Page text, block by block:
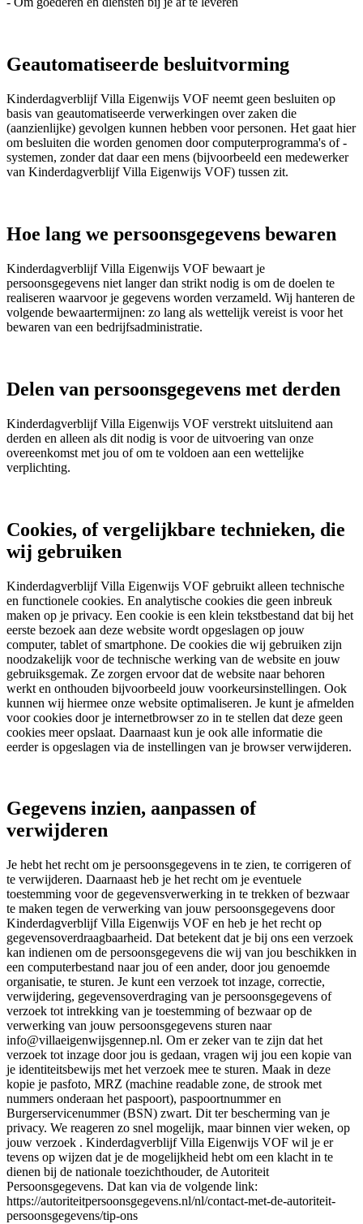
Geautomatiseerde besluitvorming
Kinderdagverblijf Villa Eigenwijs VOF neemt geen besluiten op
basis van geautomatiseerde verwerkingen over zaken die
(aanzienlijke) gevolgen kunnen hebben voor personen. Het gaat hier
om besluiten die worden genomen door computerprogramma's of -
systemen, zonder dat daar een mens (bijvoorbeeld een medewerker
van Kinderdagverblijf Villa Eigenwijs VOF) tussen zit.
Hoe lang we persoonsgegevens bewaren
Kinderdagverblijf Villa Eigenwijs VOF bewaart je
persoonsgegevens niet langer dan strikt nodig is om de doelen te
realiseren waarvoor je gegevens worden verzameld. Wij hanteren de
volgende bewaartermijnen: zo lang als wettelijk vereist is voor het
bewaren van een bedrijfsadministratie.
Delen van persoonsgegevens met derden
Kinderdagverblijf Villa Eigenwijs VOF verstrekt uitsluitend aan
derden en alleen als dit nodig is voor de uitvoering van onze
overeenkomst met jou of om te voldoen aan een wettelijke
verplichting.
Cookies, of vergelijkbare technieken, die
wij gebruiken
Kinderdagverblijf Villa Eigenwijs VOF gebruikt alleen technische
en functionele cookies. En analytische cookies die geen inbreuk
maken op je privacy. Een cookie is een klein tekstbestand dat bij het
eerste bezoek aan deze website wordt opgeslagen op jouw
computer, tablet of smartphone. De cookies die wij gebruiken zijn
noodzakelijk voor de technische werking van de website en jouw
gebruiksgemak. Ze zorgen ervoor dat de website naar behoren
werkt en onthouden bijvoorbeeld jouw voorkeursinstellingen. Ook
kunnen wij hiermee onze website optimaliseren. Je kunt je afmelden
voor cookies door je internetbrowser zo in te stellen dat deze geen
cookies meer opslaat. Daarnaast kun je ook alle informatie die
eerder is opgeslagen via de instellingen van je browser verwijderen.
Gegevens inzien, aanpassen of
verwijderen
Je hebt het recht om je persoonsgegevens in te zien, te corrigeren of
te verwijderen. Daarnaast heb je het recht om je eventuele
toestemming voor de gegevensverwerking in te trekken of bezwaar
te maken tegen de verwerking van jouw persoonsgegevens door
Kinderdagverblijf Villa Eigenwijs VOF en heb je het recht op
gegevensoverdraagbaarheid. Dat betekent dat je bij ons een verzoek
kan indienen om de persoonsgegevens die wij van jou beschikken in
een computerbestand naar jou of een ander, door jou genoemde
organisatie, te sturen. Je kunt een verzoek tot inzage, correctie,
verwijdering, gegevensoverdraging van je persoonsgegevens of
verzoek tot intrekking van je toestemming of bezwaar op de
verwerking van jouw persoonsgegevens sturen naar
info@villaeigenwijsgennep.nl. Om er zeker van te zijn dat het
verzoek tot inzage door jou is gedaan, vragen wij jou een kopie van
je identiteitsbewijs met het verzoek mee te sturen. Maak in deze
kopie je pasfoto, MRZ (machine readable zone, de strook met
nummers onderaan het paspoort), paspoortnummer en
Burgerservicenummer (BSN) zwart. Dit ter bescherming van je
privacy. We reageren zo snel mogelijk, maar binnen vier weken, op
jouw verzoek . Kinderdagverblijf Villa Eigenwijs VOF wil je er
tevens op wijzen dat je de mogelijkheid hebt om een klacht in te
dienen bij de nationale toezichthouder, de Autoriteit
Persoonsgegevens. Dat kan via de volgende link:
https://autoriteitpersoonsgegevens.nl/nl/contact-met-de-autoriteit-
persoonsgegevens/tip-ons